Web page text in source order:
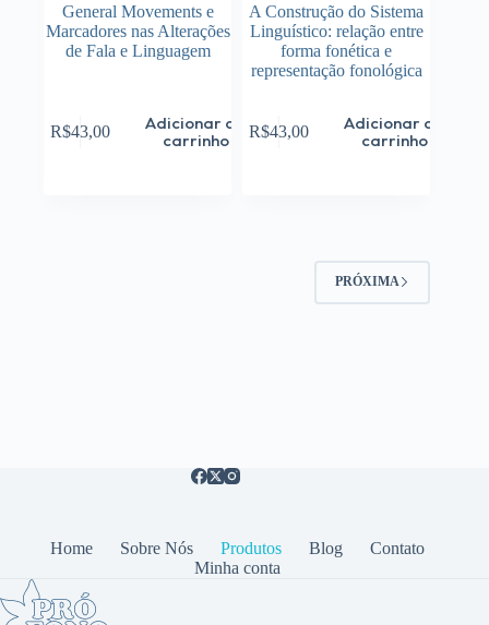
General Movements e
Marcadores nas Alterações
de Fala e Linguagem
R$43,00
Adicionar ao
carrinho
A Construção do Sistema
Linguístico: relação entre
forma fonética e
representação fonológica
R$43,00
Adicionar ao
carrinho
PRÓXIMA
Home Sobre Nós Produtos Blog
Contato
Minha conta